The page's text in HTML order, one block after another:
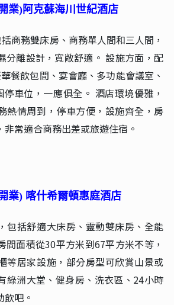
會空間。
開業)庫車朝昱萬華國際酒店
，是按照標準建造的一家集客房，餐
體的綜合性商務飯店。內設多間溫馨
，服務先行，弘揚絲綢之路文化，引